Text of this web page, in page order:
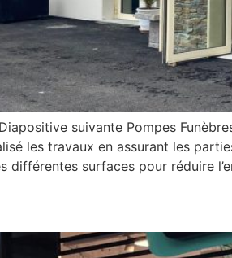
suivante Pompes
les travaux en assurant les
différentes surfaces pour réduire